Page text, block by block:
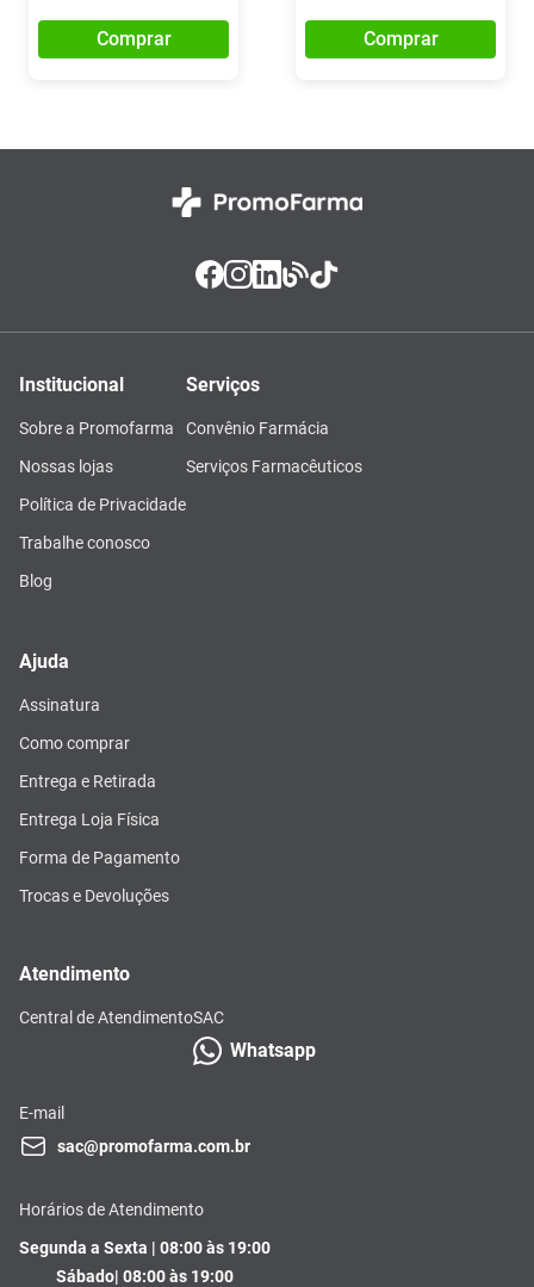
Comprar Comprar
Institucional
Sobre a Promofarma
Nossas lojas
Política de Privacidade
Trabalhe conosco
Blog
Serviços
Convênio Farmácia
Serviços Farmacêuticos
Ajuda
Assinatura
Como comprar
Entrega e Retirada
Entrega Loja Física
Forma de Pagamento
Trocas e Devoluções
Atendimento
Central de AtendimentoSAC
Whatsapp
E-mail
sac@promofarma.com.br
Horários de Atendimento
Segunda a Sexta | 08:00 às 19:00
Sábado| 08:00 às 19:00